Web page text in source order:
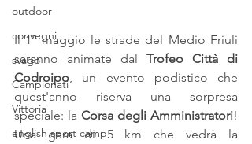
outdoor
convegni
svago
Campionati
Vittoria
english sport camp
Il 1º maggio le strade del Medio Friuli
saranno animate dal Trofeo Città di
Codroipo , un evento podistico che
quest'anno riserva una sorpresa
speciale: la Corsa degli Amministratori!
Una gara di 5 km che vedrà la